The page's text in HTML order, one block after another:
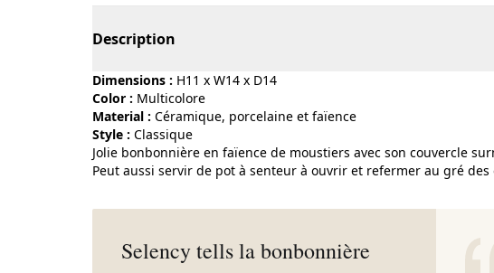
Description
Dimensions : H11 x W14 x D14
Color :
multicolore
Material :
céramique, porcelaine et faïence
Style :
classique
Jolie bonbonnière en faïence de moustiers avec son couvercle
Peut aussi servir de pot à senteur à ouvrir et refermer au gré des
Selency tells la bonbonnière